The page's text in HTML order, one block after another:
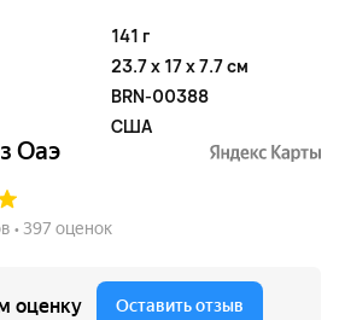
141 г
23.7 x 17 x 7.7 см
BRN-00388
США